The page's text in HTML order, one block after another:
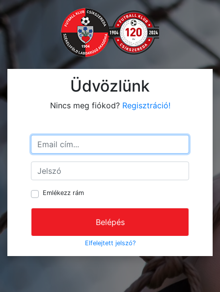
Üdvözlünk
Nincs meg fiókod? Regisztráció!
Emlékezz rám
Belépés
Elfelejtett jelszó?